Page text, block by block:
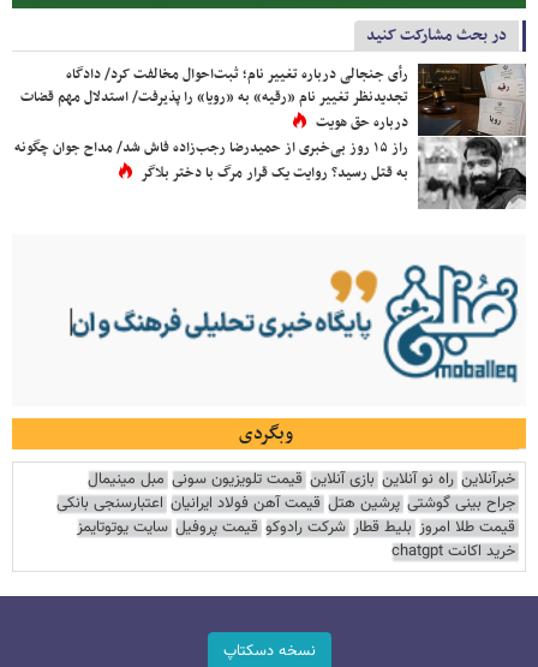
در بحث مشارکت کنید
رأی جنجالی درباره تغییر نام؛ ثبت‌احوال مخالفت کرد/ دادگاه
تجدیدنظر تغییر نام «رقیه» به «رویا» را پذیرفت/ استدلال مهم قضات
درباره حق هویت
راز ۱۵ روز بی‌خبری از حمیدرضا رجب‌زاده فاش شد/ مداح جوان چگونه
به قتل رسید؟ روایت یک قرار مرگ با دختر بلاگر
وبگردی
خبرآنلاین راه نو آنلاین بازی آنلاین قیمت تلویزیون سونی مبل مینیمال
جراح بینی گوشتی پرشین هتل قیمت آهن فولاد ایرانیان اعتبارسنجی بانکی
قیمت طلا امروز بلیط قطار شرکت رادوکو قیمت پروفیل سایت یوتوتایمز
خرید اکانت chatgpt
نسخه دسکتاپ